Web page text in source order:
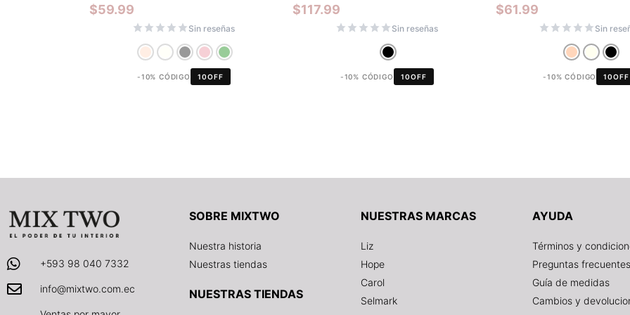
$59.99
Sin reseñas
-10% CÓDIGO 10OFF
$117.99
Sin reseñas
-10% CÓDIGO 10OFF
$61.99
Sin
-10% CÓDIGO 10OFF
+593 98 040 7332
info@mixtwo.com.ec
SOBRE MIXTWO
Nuestra historia
Nuestras tiendas
NUESTRAS TIENDAS
NUESTRAS MARCAS
Liz
Hope
Carol
Selmark
AYUDA
Términos y
Preguntas frecuentes
Guía de medidas
Cambios y